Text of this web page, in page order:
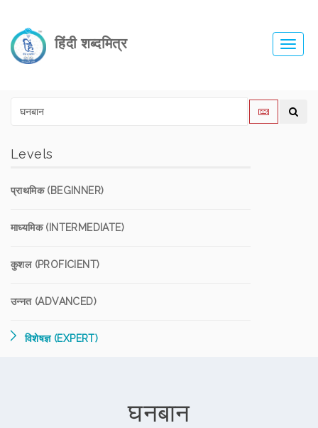
हिंदी शब्दमित्र
Levels
प्राथमिक (BEGINNER)
माध्यमिक (INTERMEDIATE)
कुशल (PROFICIENT)
उन्नत (ADVANCED)
विशेषज्ञ (EXPERT)
घनबान